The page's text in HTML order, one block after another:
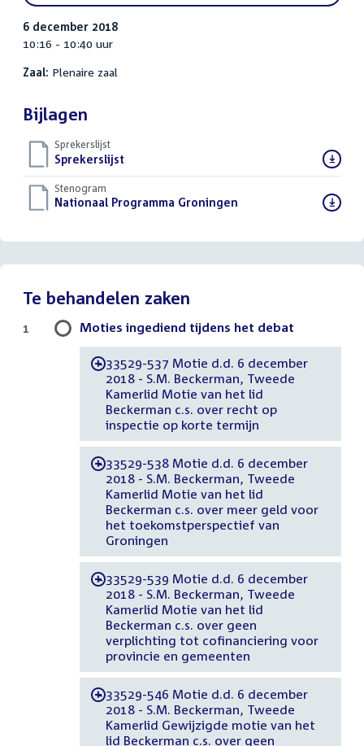
6 december 2018
10:16 - 10:40 uur
Zaal: Plenaire zaal
Bijlagen
Sprekerslijst
Download
bestand:
Sprekerslijst
Stenogram
Download
Nationaal Programma Groningen
Te behandelen zaken
Moties ingediend tijdens het debat
-33529-537 Motie d.d. 6 december
2018 - S.M. Beckerman, Tweede
Kamerlid Motie van het lid
Beckerman c.s. over recht op
inspectie op korte termijn
-33529-538 Motie d.d. 6 december
2018 - S.M. Beckerman, Tweede
Kamerlid Motie van het lid
Beckerman c.s. over meer geld voor
het toekomstperspectief van
Groningen
-33529-539 Motie d.d. 6 december
2018 - S.M. Beckerman, Tweede
Kamerlid Motie van het lid
Beckerman c.s. over geen
verplichting tot cofinanciering voor
provincie en gemeenten
-33529-546 Motie d.d. 6 december
2018 - S.M. Beckerman, Tweede
Kamerlid Gewijzigde motie van het
lid Beckerman c.s. over geen
1